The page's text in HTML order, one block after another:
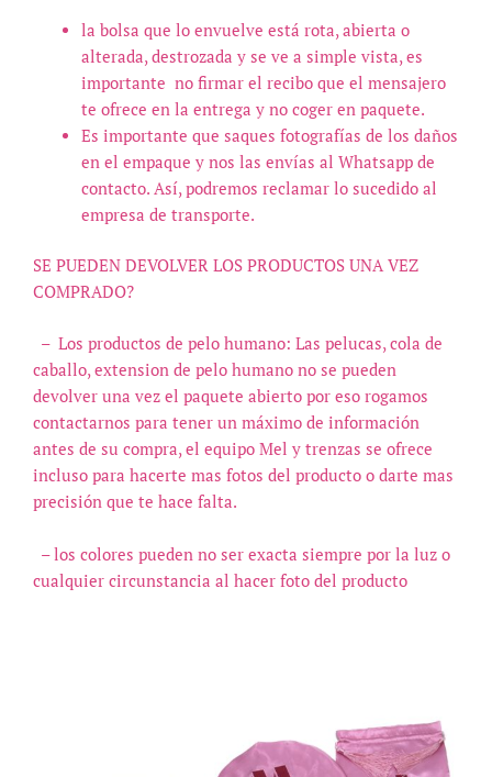
la bolsa que lo envuelve está rota, abierta o
alterada, destrozada y se ve a simple vista, es
importante no firmar el recibo que el mensajero
te ofrece en la entrega y no coger en paquete.
Es importante que saques fotografías de los daños
en el empaque y nos las envías al Whatsapp de
contacto. Así, podremos reclamar lo sucedido al
empresa de transporte.
SE PUEDEN DEVOLVER LOS PRODUCTOS UNA VEZ
COMPRADO?
– Los productos de pelo humano: Las pelucas, cola de
caballo, extension de pelo humano no se pueden
devolver una vez el paquete abierto por eso rogamos
contactarnos para tener un máximo de información
antes de su compra, el equipo Mel y trenzas se ofrece
incluso para hacerte mas fotos del producto o darte mas
precisión que te hace falta.
– los colores pueden no ser exacta siempre por la luz o
cualquier circunstancia al hacer foto del producto